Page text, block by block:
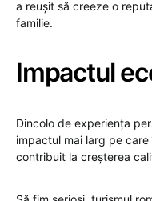
a reușit să creeze o
familie.
Impactul
Dincolo de experiența
impactul mai larg pe
contribuit la creșterea